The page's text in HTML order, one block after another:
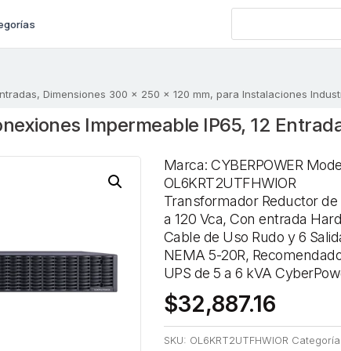
Dimensiones 300 x 250 x 120 mm, para Instalaciones
Impermeable IP65, 12
Marca: CYBERPOWER
OL6KRT2UTFHWIOR
Transformador Reductor de
a 120 Vca, Con entrada
Cable de Uso Rudo y 6
NEMA 5-20R,
UPS de 5 a 6 kVA
$32,887.16
SKU: OL6KRT2UTFHWIOR